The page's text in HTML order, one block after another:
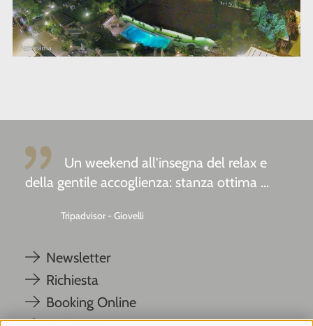
Un weekend all'insegna del relax e
della gentile accoglienza: stanza ottima ...
Tripadvisor - Giovelli
Newsletter
Richiesta
Booking Online